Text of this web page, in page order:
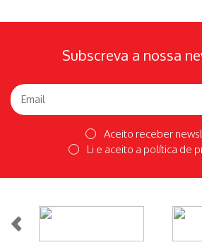
Subscreva a nossa
Aceito receber
Li e aceito a política de